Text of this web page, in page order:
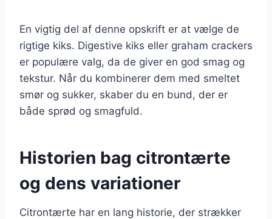
En vigtig del af denne opskrift er at vælge de
rigtige kiks. Digestive kiks eller graham crackers
er populære valg, da de giver en god smag og
tekstur. Når du kombinerer dem med smeltet
smør og sukker, skaber du en bund, der er
både sprød og smagfuld.
Historien bag citrontærte
og dens variationer
Citrontærte har en lang historie, der strækker